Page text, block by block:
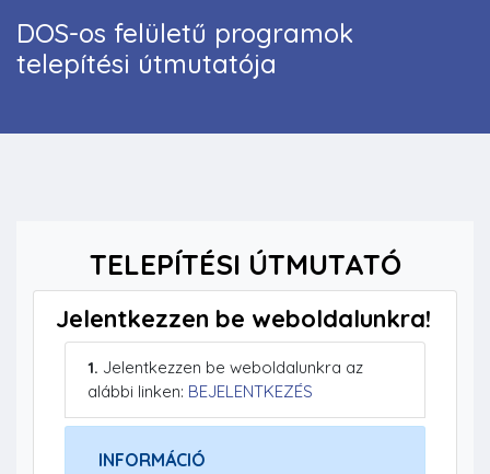
DOS-os felületű programok
telepítési útmutatója
TELEPÍTÉSI ÚTMUTATÓ
Jelentkezzen be weboldalunkra!
1. Jelentkezzen be weboldalunkra az
alábbi linken: BEJELENTKEZÉS
INFORMÁCIÓ